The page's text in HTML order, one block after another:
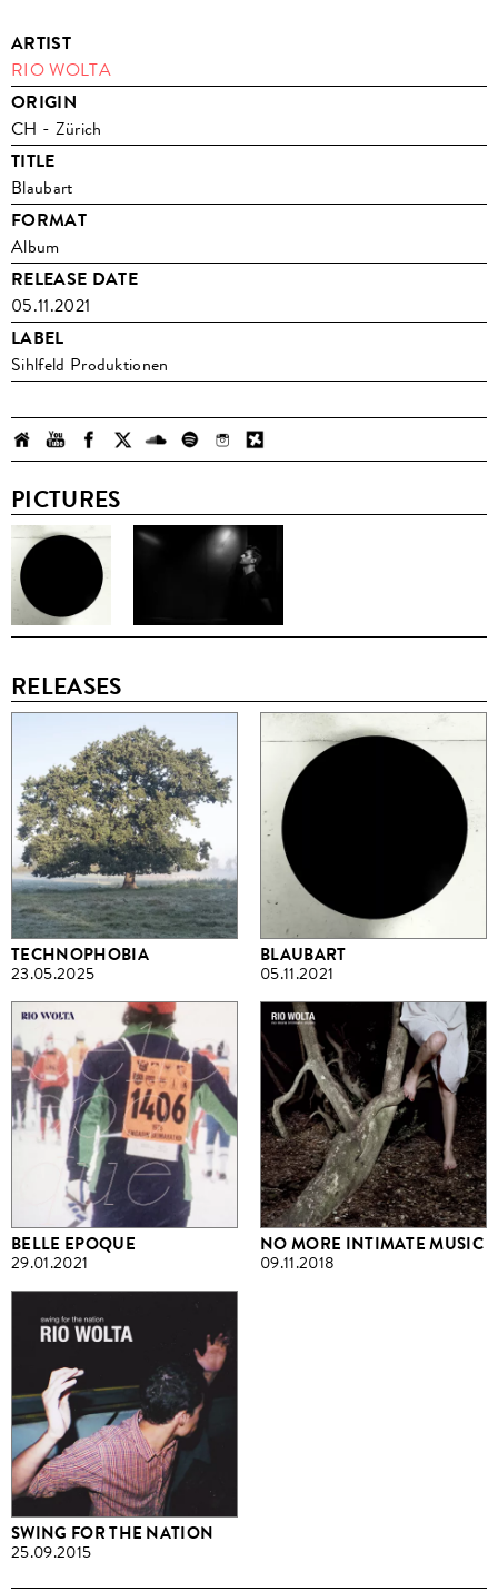
ARTIST
RIO WOLTA
ORIGIN
CH - Zürich
TITLE
Blaubart
FORMAT
Album
RELEASE DATE
05.11.2021
LABEL
Sihlfeld Produktionen
PICTURES
RELEASES
TECHNOPHOBIA
23.05.2025
BLAUBART
05.11.2021
BELLE EPOQUE
29.01.2021
NO MORE INTIMATE MUSIC
09.11.2018
SWING FOR THE NATION
25.09.2015